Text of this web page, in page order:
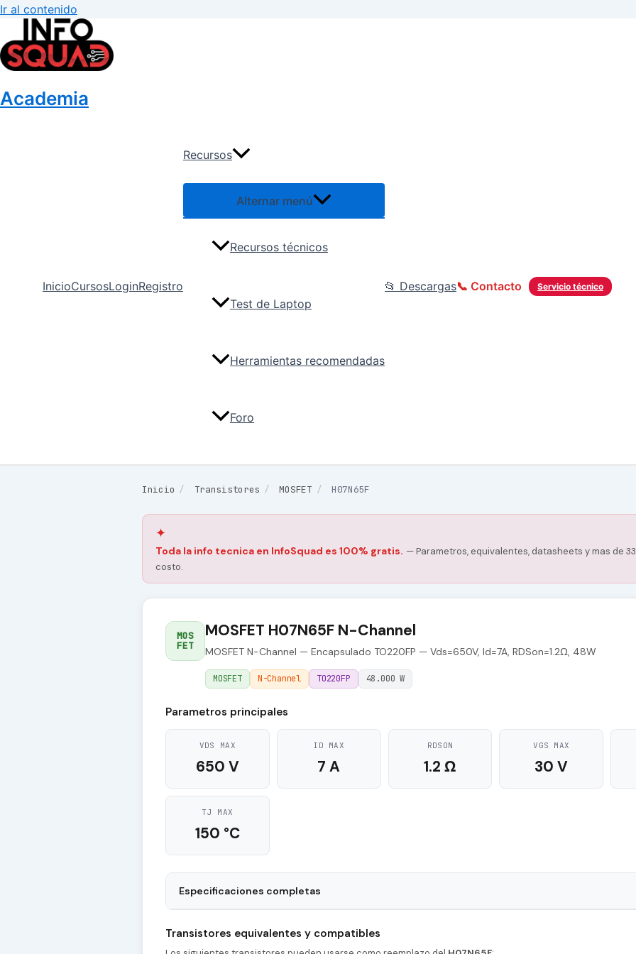
Ir al contenido
Academia
InicioCursosLoginRegistro
Recursos
Alternar menú
Recursos técnicos
Test de Laptop
Herramientas recomendadas
Foro
📂 Descargas Servicio técnico
📞 Contacto
Inicio / Transistores / MOSFET / H07N65F
✦
Toda la info tecnica en InfoSquad es 100% gratis. — Parametros, equivalentes, datasheets y mas de
costo.
MOS
FET
MOSFET H07N65F N-Channel
MOSFET N-Channel — Encapsulado TO220FP — Vds=650V, Id=7A, RDSon=1.2Ω, 48W
MOSFET N-Channel TO220FP 48.000 W
Parametros principales
VDS MAX
650 V
ID MAX
7 A
RDSON
1.2 Ω
VGS MAX
30 V
TJ MAX
150 °C
Especificaciones completas
Transistores equivalentes y compatibles